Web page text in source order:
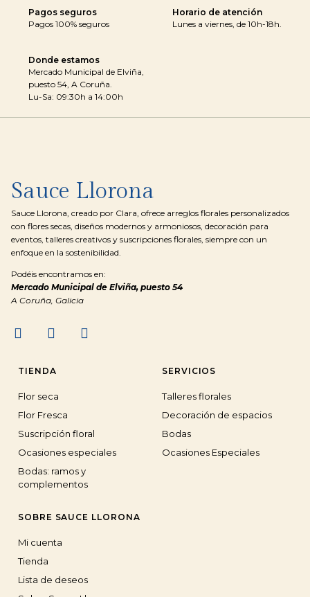
Pagos seguros
Pagos 100% seguros
Horario de atención
Lunes a viernes, de 10h-18h.
Donde estamos
Mercado Municipal de Elviña,
puesto 54, A Coruña.
Lu-Sa: 09:30h a 14:00h
Sauce Llorona
Sauce Llorona, creado por Clara, ofrece arreglos florales personalizados
con flores secas, diseños modernos y armoniosos, decoración para
eventos, talleres creativos y suscripciones florales, siempre con un
enfoque en la sostenibilidad.
Podéis encontramos en:
Mercado Municipal de Elviña, puesto 54
A Coruña, Galicia
TIENDA
Flor seca
Flor Fresca
Suscripción floral
Ocasiones especiales
Bodas: ramos y
complementos
SERVICIOS
Talleres florales
Decoración de espacios
Bodas
Ocasiones Especiales
SOBRE SAUCE LLORONA
Mi cuenta
Tienda
Lista de deseos